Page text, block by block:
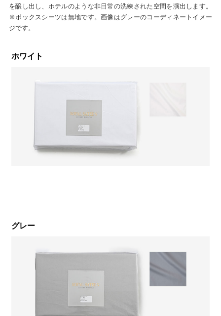
を醸し出し、ホテルのような非日常の洗練された空間を演出します。
※ボックスシーツは無地です。画像はグレーのコーディネートイメー
ジです。
ホワイト
グレー